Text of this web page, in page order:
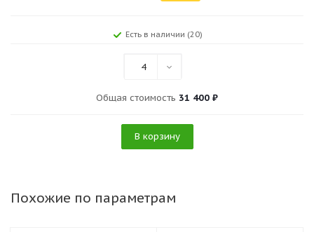
Есть в наличии (20)
4
Общая стоимость 31 400 ₽
В корзину
Похожие по параметрам